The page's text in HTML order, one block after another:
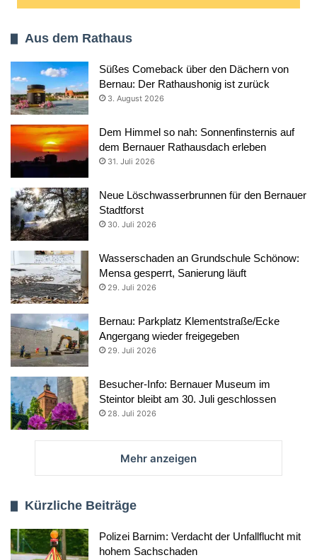
Aus dem Rathaus
Süßes Comeback über den Dächern von
Bernau: Der Rathaushonig ist zurück
3. August 2026
Dem Himmel so nah: Sonnenfinsternis auf
dem Bernauer Rathausdach erleben
31. Juli 2026
Neue Löschwasserbrunnen für den Bernauer
Stadtforst
30. Juli 2026
Wasserschaden an Grundschule Schönow:
Mensa gesperrt, Sanierung läuft
29. Juli 2026
Bernau: Parkplatz Klementstraße/Ecke
Angergang wieder freigegeben
29. Juli 2026
Besucher-Info: Bernauer Museum im
Steintor bleibt am 30. Juli geschlossen
28. Juli 2026
Mehr anzeigen
Kürzliche Beiträge
Polizei Barnim: Verdacht der Unfallflucht mit
hohem Sachschaden